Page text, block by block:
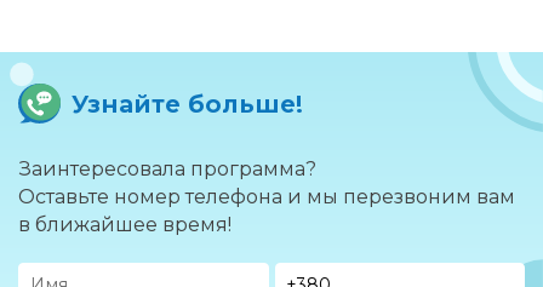
Узнайте больше!
Заинтересовала программа?
Оставьте номер телефона и мы перезвоним вам
в ближайшее время!